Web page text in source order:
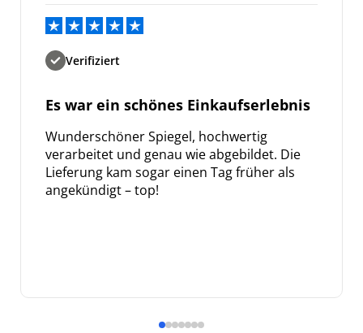
Verifiziert
Es war ein schönes Einkaufserlebnis
Wunderschöner Spiegel, hochwertig
verarbeitet und genau wie abgebildet. Die
Lieferung kam sogar einen Tag früher als
angekündigt – top!